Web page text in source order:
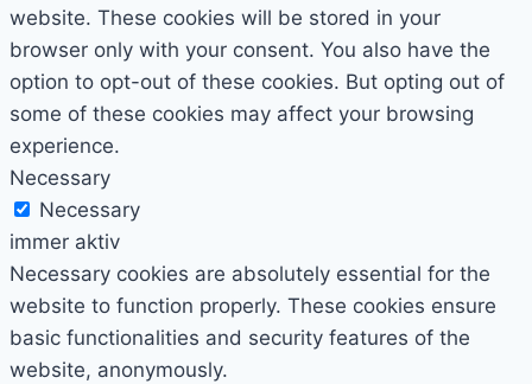
website. These cookies will be stored in your
browser only with your consent. You also have the
option to opt-out of these cookies. But opting out of
some of these cookies may affect your browsing
experience.
Necessary
Necessary
immer aktiv
Necessary cookies are absolutely essential for the
website to function properly. These cookies ensure
basic functionalities and security features of the
website, anonymously.